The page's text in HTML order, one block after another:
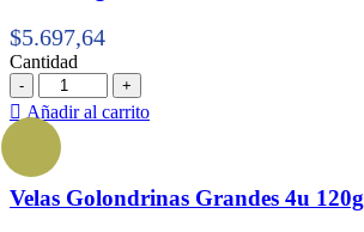
$5.697,64
Cantidad
Cantidad
Añadir al carrito
Velas Golondrinas Grandes 4u 120g